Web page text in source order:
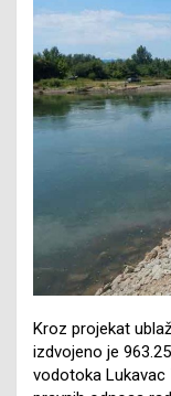
Kroz projekat
izdvojeno je
vodotoka Lukavac